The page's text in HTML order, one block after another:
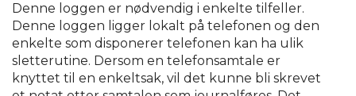
Denne loggen er nødvendig i enkelte tilfeller.
Denne loggen ligger lokalt på telefonen og den
enkelte som disponerer telefonen kan ha ulik
sletterutine. Dersom en telefonsamtale er
knyttet til en enkeltsak, vil det kunne bli skrevet